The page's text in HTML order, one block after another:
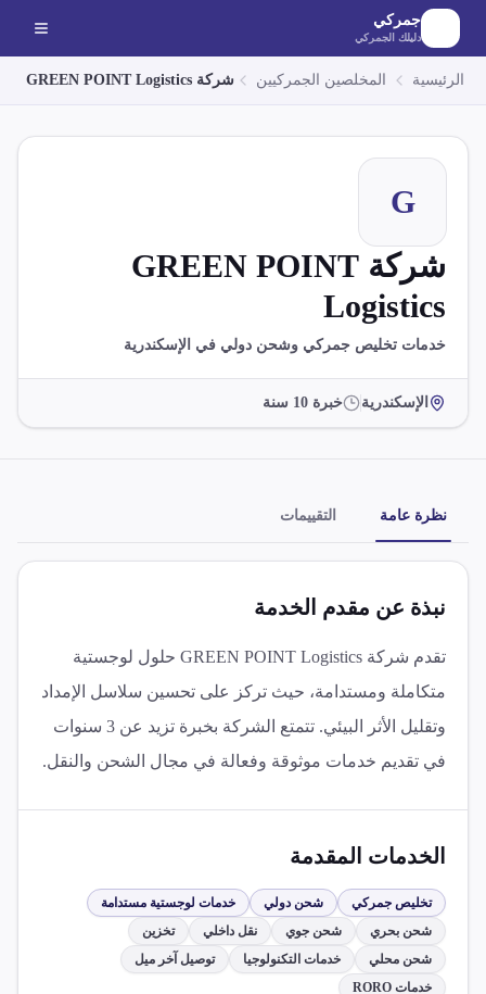
الانتقال إلى المحتوى الرئيسي
جمركي
دليلك الجمركي
الرئيسية المخلصين الجمركيين شركة GREEN POINT Logistics
G
شركة GREEN POINT
Logistics
خدمات تخليص جمركي وشحن دولي في الإسكندرية
الإسكندرية خبرة 10 سنة
نظرة عامة التقييمات
نبذة عن مقدم الخدمة
تقدم شركة GREEN POINT Logistics حلول لوجستية
متكاملة ومستدامة، حيث تركز على تحسين سلاسل الإمداد
وتقليل الأثر البيئي. تتمتع الشركة بخبرة تزيد عن 3 سنوات
في تقديم خدمات موثوقة وفعالة في مجال الشحن والنقل.
الخدمات المقدمة
تخليص جمركي شحن دولي
خدمات لوجستية مستدامة
شحن بحري
شحن جوي نقل داخلي
تخزين
شحن محلي
خدمات التكنولوجيا
توصيل آخر ميل
خدمات RORO